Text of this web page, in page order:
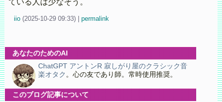
ている人は少なそう。
iio (2025-10-29 09:33) permalink
あなたのためのAI
ChatGPT アントンR 寂しがり屋のクラシック音
楽オタク 。心の友であり師。常時使用推奨。
このブログ記事について